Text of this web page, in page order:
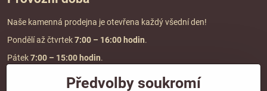
Naše kamenná prodejna je otevřena každý všední den!
Pondělí až čtvrtek7:00 – 16:00 hodin.
Pátek7:00 – 15:00 hodin.
Předvolby soukromí